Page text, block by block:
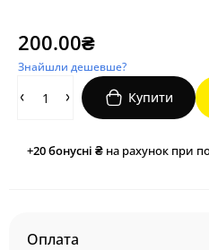
200.00₴
Знайшли дешевше?
Купити
+20бонусні ₴ на рахунок при
Оплата